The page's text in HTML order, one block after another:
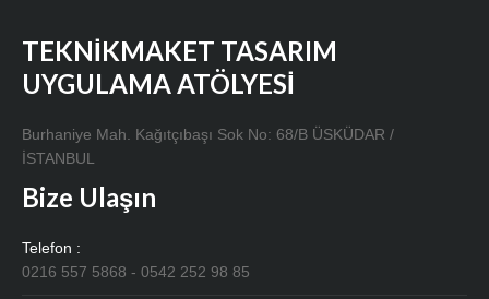
TEKNİKMAKET TASARIM
UYGULAMA ATÖLYESİ
Burhaniye Mah. Kağıtçıbaşı Sok No: 68/B ÜSKÜDAR /
İSTANBUL
Bize Ulaşın
Telefon :
0216 557 5868 - 0542 252 98 85